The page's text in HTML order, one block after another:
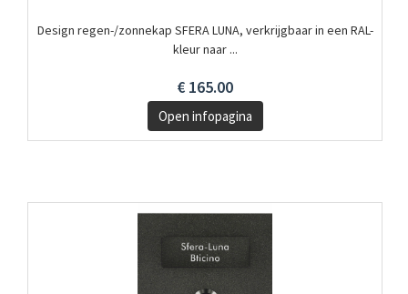
Design regen-/zonnekap SFERA LUNA, verkrijgbaar in een RAL-
kleur naar ...
€ 165.00
Open infopagina